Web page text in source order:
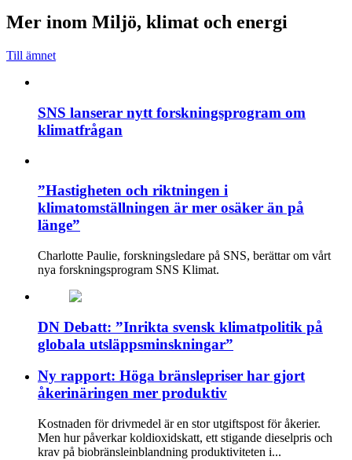
Mer inom Miljö, klimat och energi
Till ämnet
SNS lanserar nytt forskningsprogram om
klimatfrågan
”Hastigheten och riktningen i
klimatomställningen är mer osäker än på
länge”
Charlotte Paulie, forskningsledare på SNS, berättar om vårt
nya forskningsprogram SNS Klimat.
DN Debatt: ”Inrikta svensk klimatpolitik på
globala utsläppsminskningar”
Ny rapport: Höga bränslepriser har gjort
åkerinäringen mer produktiv
Kostnaden för drivmedel är en stor utgiftspost för åkerier.
Men hur påverkar koldioxidskatt, ett stigande dieselpris och
krav på biobränsleinblandning produktiviteten i...